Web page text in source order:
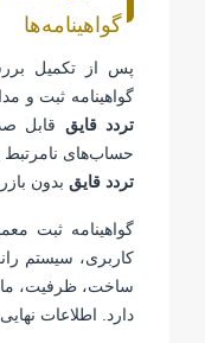
گواهینامه‌ها
پس از تکمیل
گواهینامه ثبت و
تردد قایق قابل
حساب‌های نامرتبط
تردد قایق بدون
گواهینامه ثبت
کاربری، سیستم
ساخت، ظرفیت،
دارد. اطلاعات